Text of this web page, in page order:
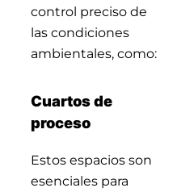
control preciso de
las condiciones
ambientales, como:
Cuartos de
proceso
Estos espacios son
esenciales para